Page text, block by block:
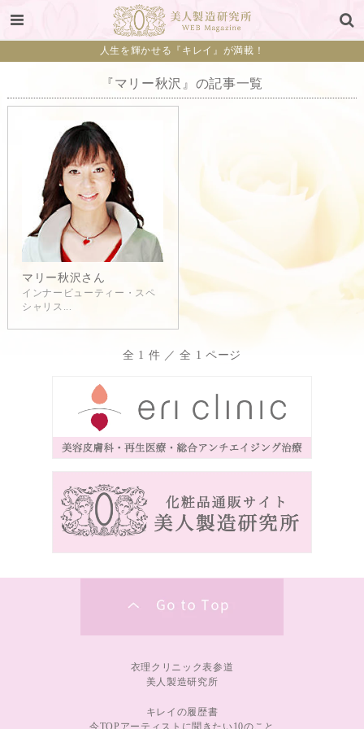
人生を輝かせる『キレイ』が満載！
『マリー秋沢』の記事一覧
マリー秋沢さん
インナービューティー・スペ
シャリス...
全 1 件 ／ 全 1 ページ
衣理クリニック表参道
美人製造研究所
キレイの履歴書
今TOPアーティストに聞きたい10のこと